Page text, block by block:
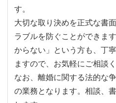
す。
大切な取り決めを正式な書
ラブルを防ぐことができま
からない」という方も、丁
ますので、お気軽にご相談く
なお、離婚に関する法的な
の業務となります。相談、